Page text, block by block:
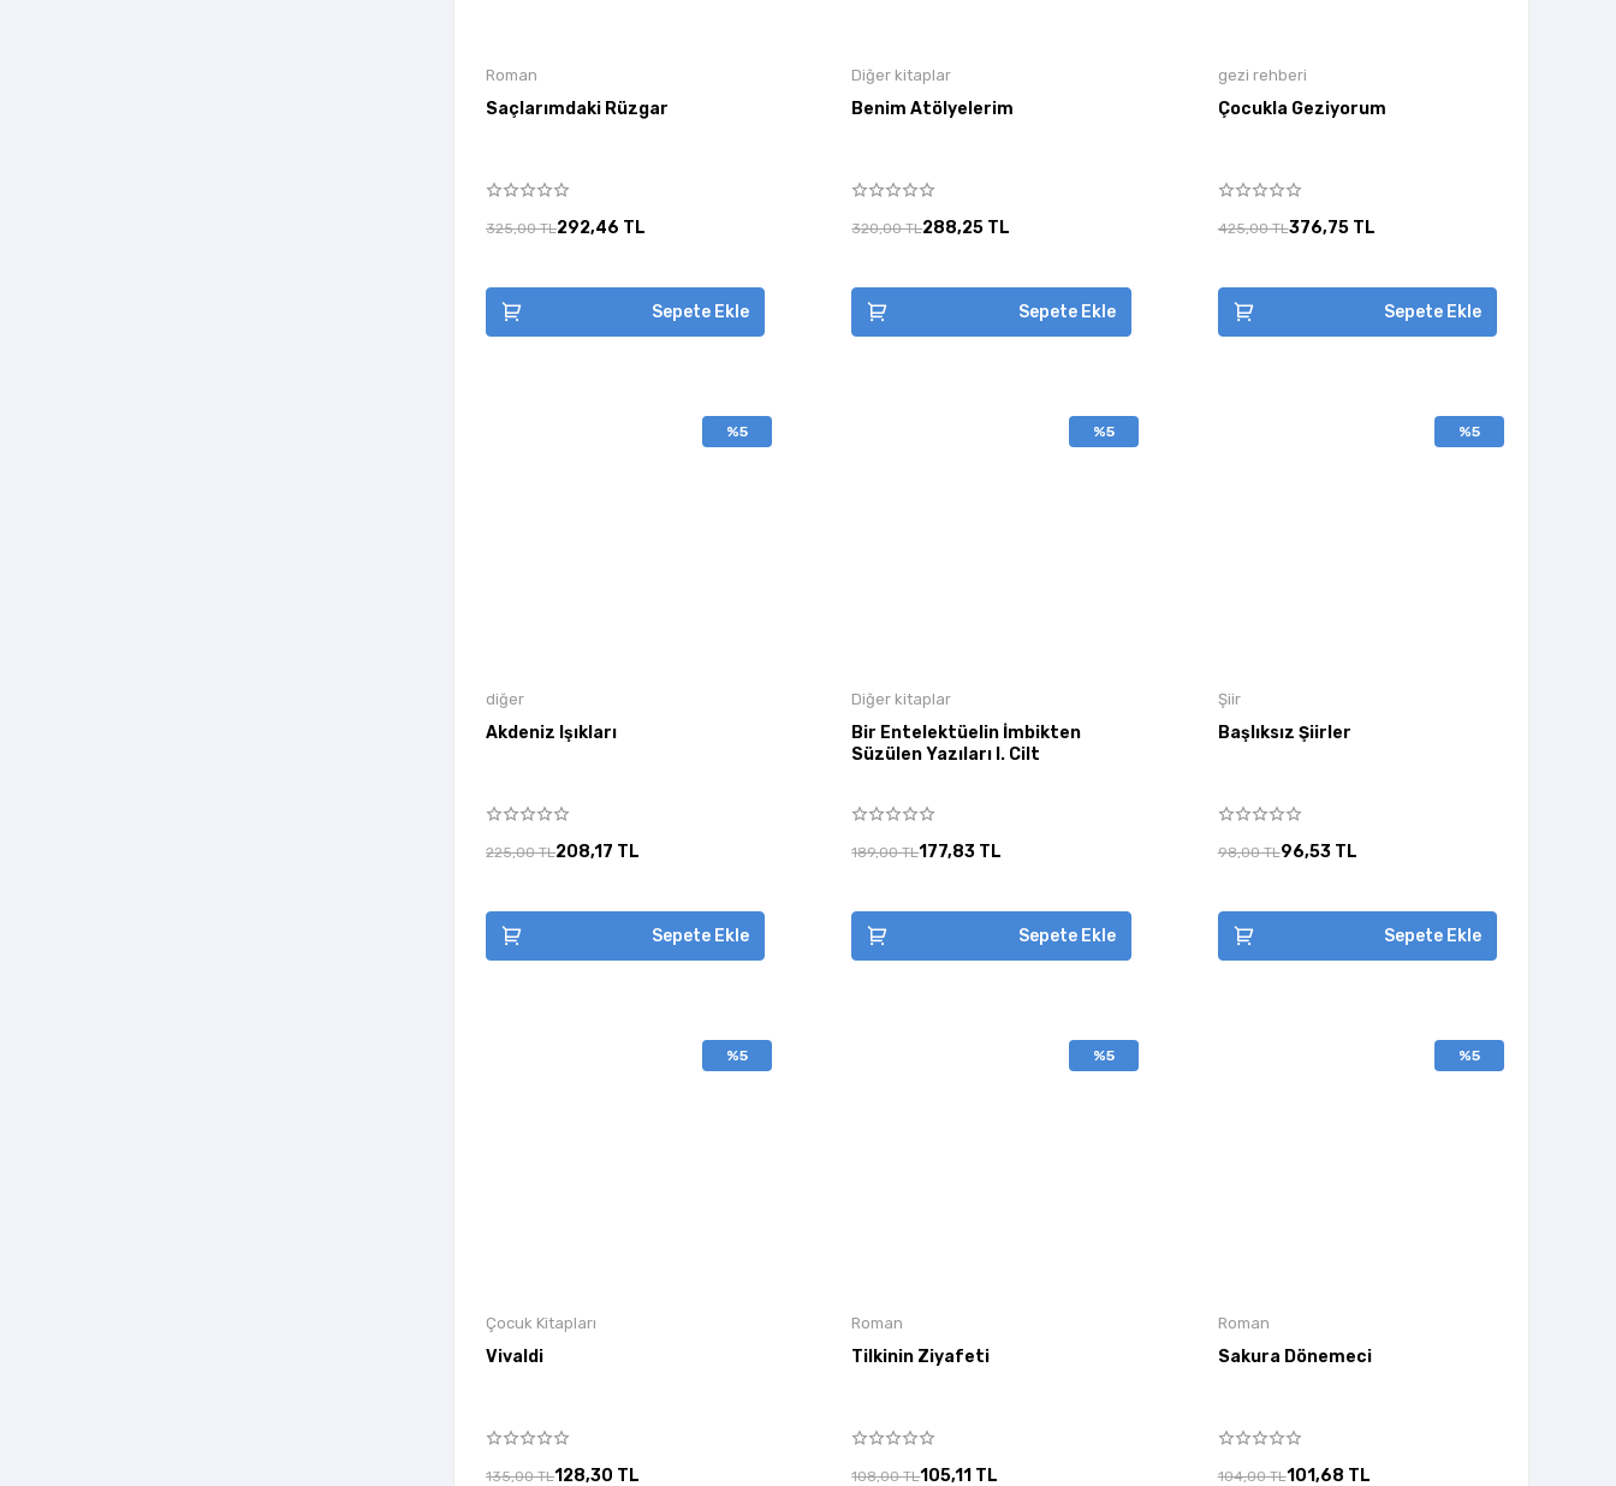
Roman
Saçlarımdaki Rüzgar
325,00 TL292,46 TL
Sepete Ekle
Diğer kitaplar
Benim Atölyelerim
320,00 TL288,25 TL
Sepete Ekle
gezi rehberi
Çocukla Geziyorum
425,00 TL376,75 TL
Sepete Ekle
%5
diğer
Akdeniz Işıkları
225,00 TL208,17 TL
Sepete Ekle
%5
Diğer kitaplar
Bir Entelektüelin İmbikten
Süzülen Yazıları I. Cilt
189,00 TL177,83 TL
Sepete Ekle
%5
Şiir
Başlıksız Şiirler
98,00 TL96,53 TL
Sepete Ekle
%5
Çocuk Kitapları
Vivaldi
135,00 TL128,30 TL
%5
Roman
Tilkinin Ziyafeti
108,00 TL105,11 TL
%5
Roman
Sakura Dönemeci
104,00 TL101,68 TL